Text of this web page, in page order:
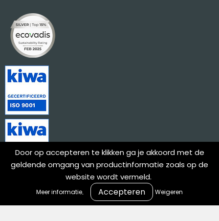
Door op accepteren te klikken ga je akkoord met de
geldende omgang van productinformatie zoals op de
website wordt vermeld.
Meer informatie. Weigeren